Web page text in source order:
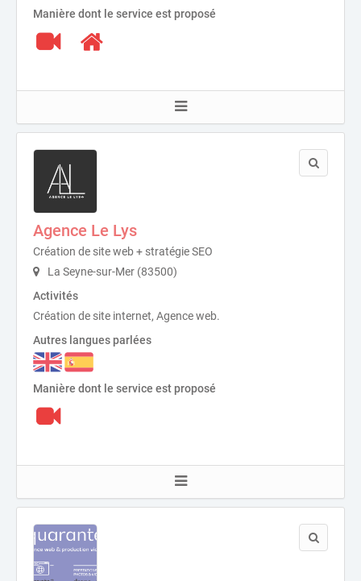
Manière dont le service est proposé
Agence Le Lys
Création de site web + stratégie SEO
La Seyne-sur-Mer (83500)
Activités
Création de site internet, Agence web.
Autres langues parlées
Manière dont le service est proposé